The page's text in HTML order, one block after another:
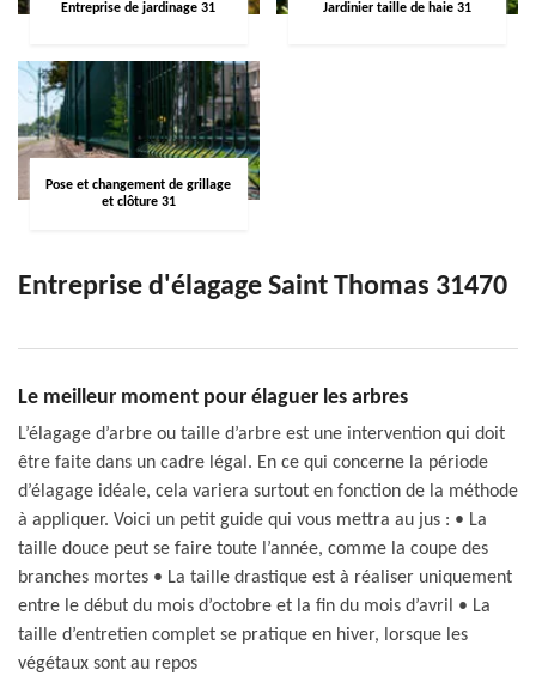
Entreprise de jardinage 31 Jardinier taille de haie 31
Pose et changement de grillage
et clôture 31
Entreprise d'élagage Saint Thomas 31470
Le meilleur moment pour élaguer les arbres
L’élagage d’arbre ou taille d’arbre est une intervention qui doit
être faite dans un cadre légal. En ce qui concerne la période
d’élagage idéale, cela variera surtout en fonction de la méthode
à appliquer. Voici un petit guide qui vous mettra au jus : • La
taille douce peut se faire toute l’année, comme la coupe des
branches mortes • La taille drastique est à réaliser uniquement
entre le début du mois d’octobre et la fin du mois d’avril • La
taille d’entretien complet se pratique en hiver, lorsque les
végétaux sont au repos